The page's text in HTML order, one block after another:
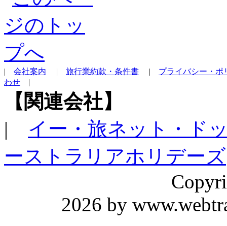
| 会社案内 | 旅行業約款・条件書 | プライバシー・ポ
わせ |
【関連会社】
| イー・旅ネット・ド
ーストラリアホリデーズ
2026 by